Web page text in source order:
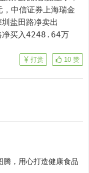
中信证券上海瑞金
盐田路净卖出
净买入4248.64万
10 赞
打赏
腾，用心打造健康食品